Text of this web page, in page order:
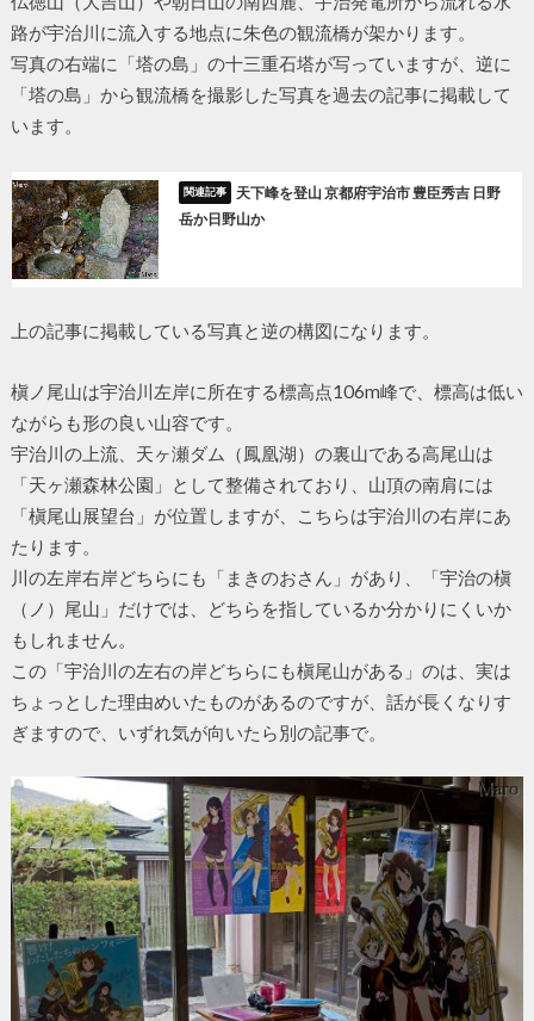
路が宇治川に流入する地点に朱色の観流橋が架かります。
写真の右端に「塔の島」の十三重石塔が写っていますが、逆に
「塔の島」から観流橋を撮影した写真を過去の記事に掲載して
います。
天下峰を登山 京都府宇治市 豊臣秀吉 日野
岳か日野山か
上の記事に掲載している写真と逆の構図になります。
槇ノ尾山は宇治川左岸に所在する標高点106m峰で、標高は低い
ながらも形の良い山容です。
宇治川の上流、天ヶ瀬ダム（鳳凰湖）の裏山である高尾山は
「天ヶ瀬森林公園」として整備されており、山頂の南肩には
「槇尾山展望台」が位置しますが、こちらは宇治川の右岸にあ
たります。
川の左岸右岸どちらにも「まきのおさん」があり、「宇治の槇
（ノ）尾山」だけでは、どちらを指しているか分かりにくいか
もしれません。
この「宇治川の左右の岸どちらにも槇尾山がある」のは、実は
ちょっとした理由めいたものがあるのですが、話が長くなりす
ぎますので、いずれ気が向いたら別の記事で。